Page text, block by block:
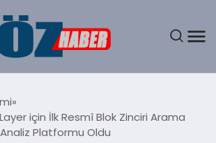
için İlk Resmî Blok Zinciri Arama
Platformu Oldu